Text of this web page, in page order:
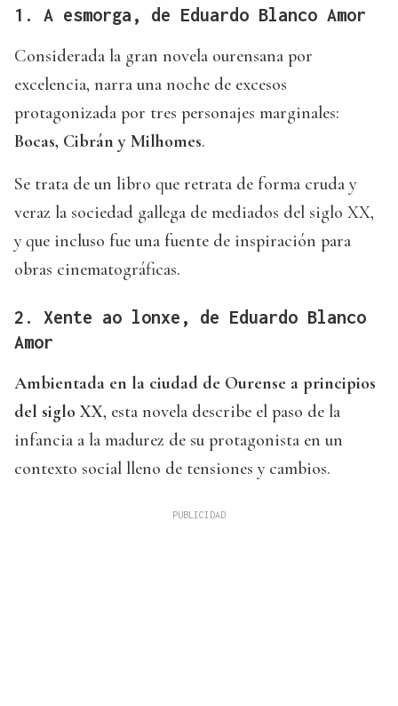
1. A esmorga, de Eduardo Blanco Amor
Considerada la gran novela ourensana por
excelencia, narra una noche de excesos
protagonizada por tres personajes marginales:
Bocas, Cibrán y Milhomes.
Se trata de un libro que retrata de forma cruda y
veraz la sociedad gallega de mediados del siglo XX,
y que incluso fue una fuente de inspiración para
obras cinematográficas.
2. Xente ao lonxe, de Eduardo Blanco
Amor
Ambientada en la ciudad de Ourense a principios
del siglo XX, esta novela describe el paso de la
infancia a la madurez de su protagonista en un
contexto social lleno de tensiones y cambios.